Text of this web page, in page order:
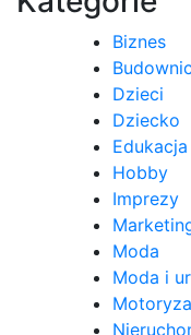
Biznes
Dzieci
Dziecko
Edukacja
Hobby
Imprezy
Moda
Moda i